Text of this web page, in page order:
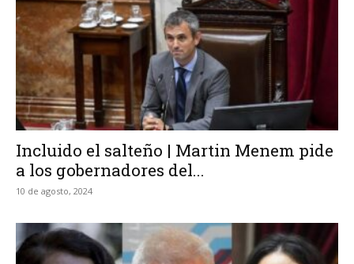
Incluido el salteño | Martin Menem pide
a los gobernadores del...
10 de agosto, 2024